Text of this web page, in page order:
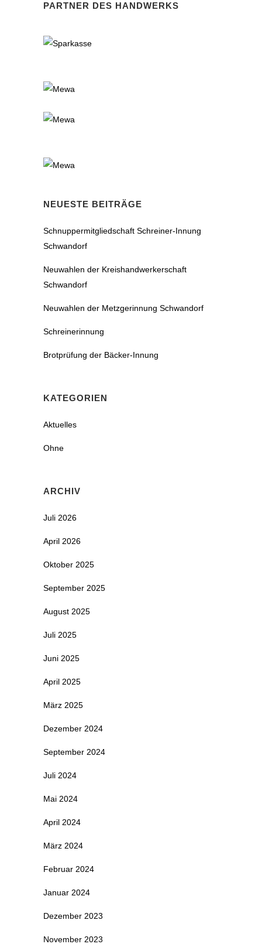
PARTNER DES HANDWERKS
NEUESTE BEITRÄGE
Schnuppermitgliedschaft Schreiner-Innung
Schwandorf
Neuwahlen der Kreishandwerkerschaft
Schwandorf
Neuwahlen der Metzgerinnung Schwandorf
Schreinerinnung
Brotprüfung der Bäcker-Innung
KATEGORIEN
Aktuelles
Ohne
ARCHIV
Juli 2026
April 2026
Oktober 2025
September 2025
August 2025
Juli 2025
Juni 2025
April 2025
März 2025
Dezember 2024
September 2024
Juli 2024
Mai 2024
April 2024
März 2024
Februar 2024
Januar 2024
Dezember 2023
November 2023